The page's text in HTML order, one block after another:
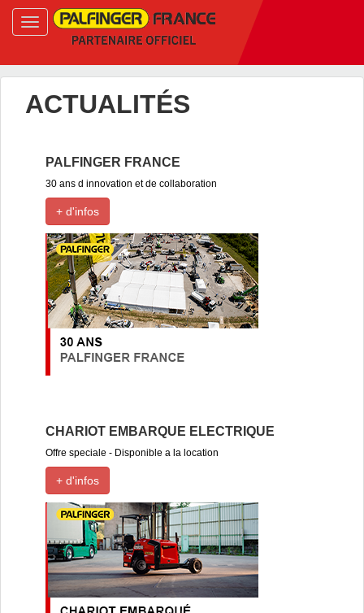
ACTUALITÉS
PALFINGER FRANCE
30 ans d innovation et de collaboration
+ d'infos
CHARIOT EMBARQUE ELECTRIQUE
Offre speciale - Disponible a la location
+ d'infos